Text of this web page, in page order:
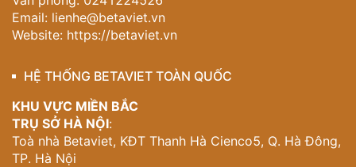
Liên hệ ngay hotline 0915 010 800
chi tiết và sở hữuphòng ngủ hiện đại sang trọng
Email: lienhe@betaviet.vn
Website: https://betaviet.vn
HỆ THỐNG BETAVIET TOÀN QUỐC
KHU VỰC MIỀN BẮC
TRỤ SỞ HÀ NỘI:
Toà nhà Betaviet, KĐT Thanh Hà Cienco5, Q. Hà Đông,
TP. Hà Nội